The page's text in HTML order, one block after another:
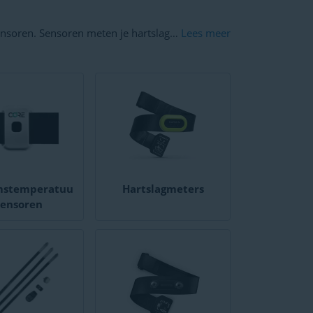
Sensoren meten je hartslag,
Fietscomputers kunnen vaak
een hartslagband gebruikt.
Lees meer
Hartslagmeters